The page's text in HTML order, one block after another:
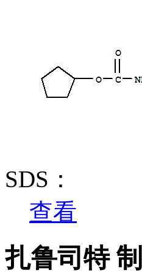
SDS：
查看
扎鲁司特